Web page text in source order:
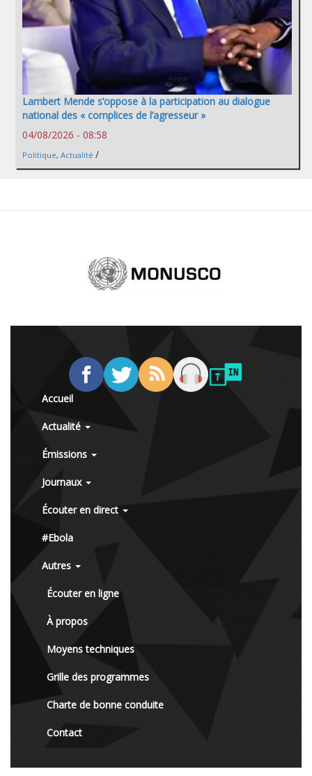
Lambert Mende s’oppose à la participation au dialogue
national des « complices de l’agresseur »
04/08/2026 - 08:58
Politique, Actualité /
Accueil
Actualité
Émissions
Journaux
Écouter en direct
#Ebola
Autres
Écouter en ligne
À propos
Moyens techniques
Grille des programmes
Charte de bonne conduite
Contact